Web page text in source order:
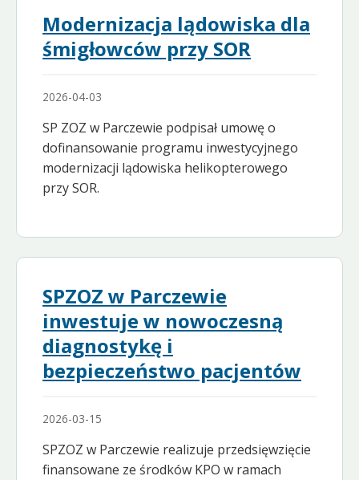
Modernizacja lądowiska dla
śmigłowców przy SOR
2026-04-03
SP ZOZ w Parczewie podpisał umowę o
dofinansowanie programu inwestycyjnego
modernizacji lądowiska helikopterowego
przy SOR.
SPZOZ w Parczewie
inwestuje w nowoczesną
diagnostykę i
bezpieczeństwo pacjentów
2026-03-15
SPZOZ w Parczewie realizuje przedsięwzięcie
finansowane ze środków KPO w ramach